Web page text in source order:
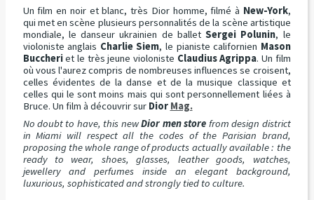
Un film en noir et blanc, très Dior homme, filmé à New-York,
qui met en scène plusieurs personnalités de la scène artistique
mondiale, le danseur ukrainien de balletSergei Polunin, le
violoniste anglais Charlie Siem, le pianiste californien Mason
Buccheriet le très jeune violoniste Claudius Agrippa. Un film
où vous l'aurez compris de nombreuses influences se croisent,
celles évidentes de la danse et de la musique classique et
celles qui le sont moins mais qui sont personnellement liées à
Bruce. Un film à découvrir surDior Mag.
No doubt to have, this newDior men store from design district
in Miami will respect all the codes of the Parisian brand,
proposing the whole range of products actually available : the
ready to wear, shoes, glasses, leather goods, watches,
jewellery and perfumes inside an elegant background,
luxurious, sophisticated and strongly tied to culture.